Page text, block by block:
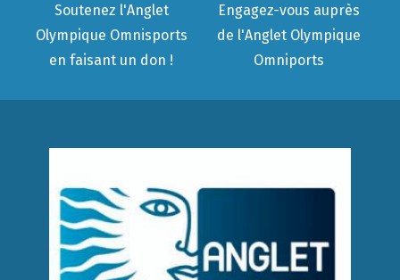
Soutenez l'Anglet
Olympique Omnisports
en faisant un don !
Engagez-vous auprès
de l'Anglet Olympique
Omniports